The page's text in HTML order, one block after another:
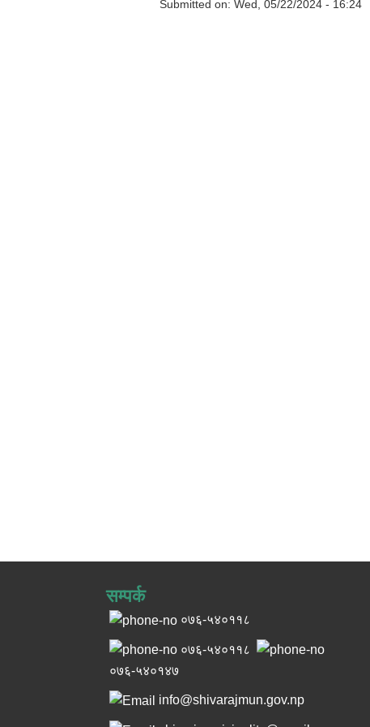
Submitted on: Wed, 05/22/2024 - 16:24
सम्पर्क
०७६-५४०११८
०७६-५४०११८
०७६-५४०१४७
info@shivarajmun.gov.np